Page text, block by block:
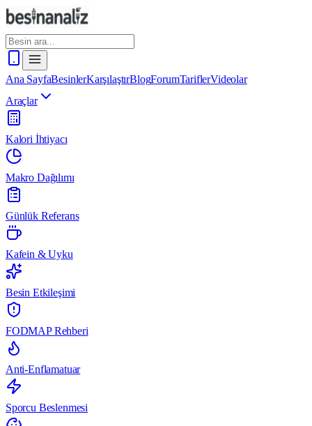
Ana SayfaBesinlerKarşılaştırBlogForumTariflerVideolar
Araçlar
Kalori İhtiyacı
Makro Dağılımı
Günlük Referans
Kafein & Uyku
Besin Etkileşimi
FODMAP Rehberi
Anti-Enflamatuar
Sporcu Beslenmesi